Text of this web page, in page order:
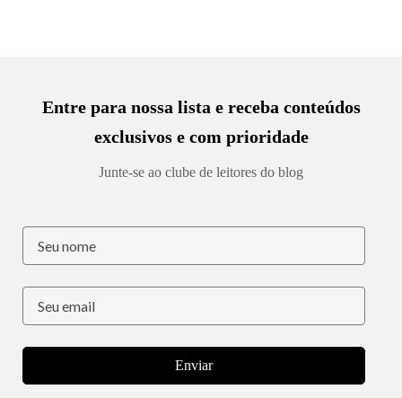
Entre para nossa lista e receba conteúdos
exclusivos e com prioridade
Junte-se ao clube de leitores do blog
Enviar